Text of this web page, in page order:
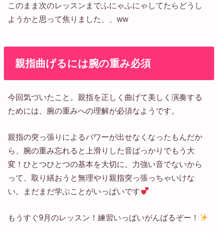
このまま次のレッスンまでふにゃふにゃしてたらどうし
ようかと思って焦りました、、ww
親指曲げるには腕の重み必須
今回気づいたこと。親指を正しく曲げて美しく演奏する
ためには、腕の重みへの理解が必須なようです。
親指の突っ張りによるパワーが出せなくなったもんだか
ら、腕の重み忘れると上滑りした音ばっかりでもう大
変！ひとつひとつの基本を大切に。力強い音でないから
って、取り繕おうと無理やり親指突っ張っちゃいけな
い。まだまだ学ぶことがいっぱいです
もうすぐ9月のレッスン！練習いっぱいがんばるぞー！